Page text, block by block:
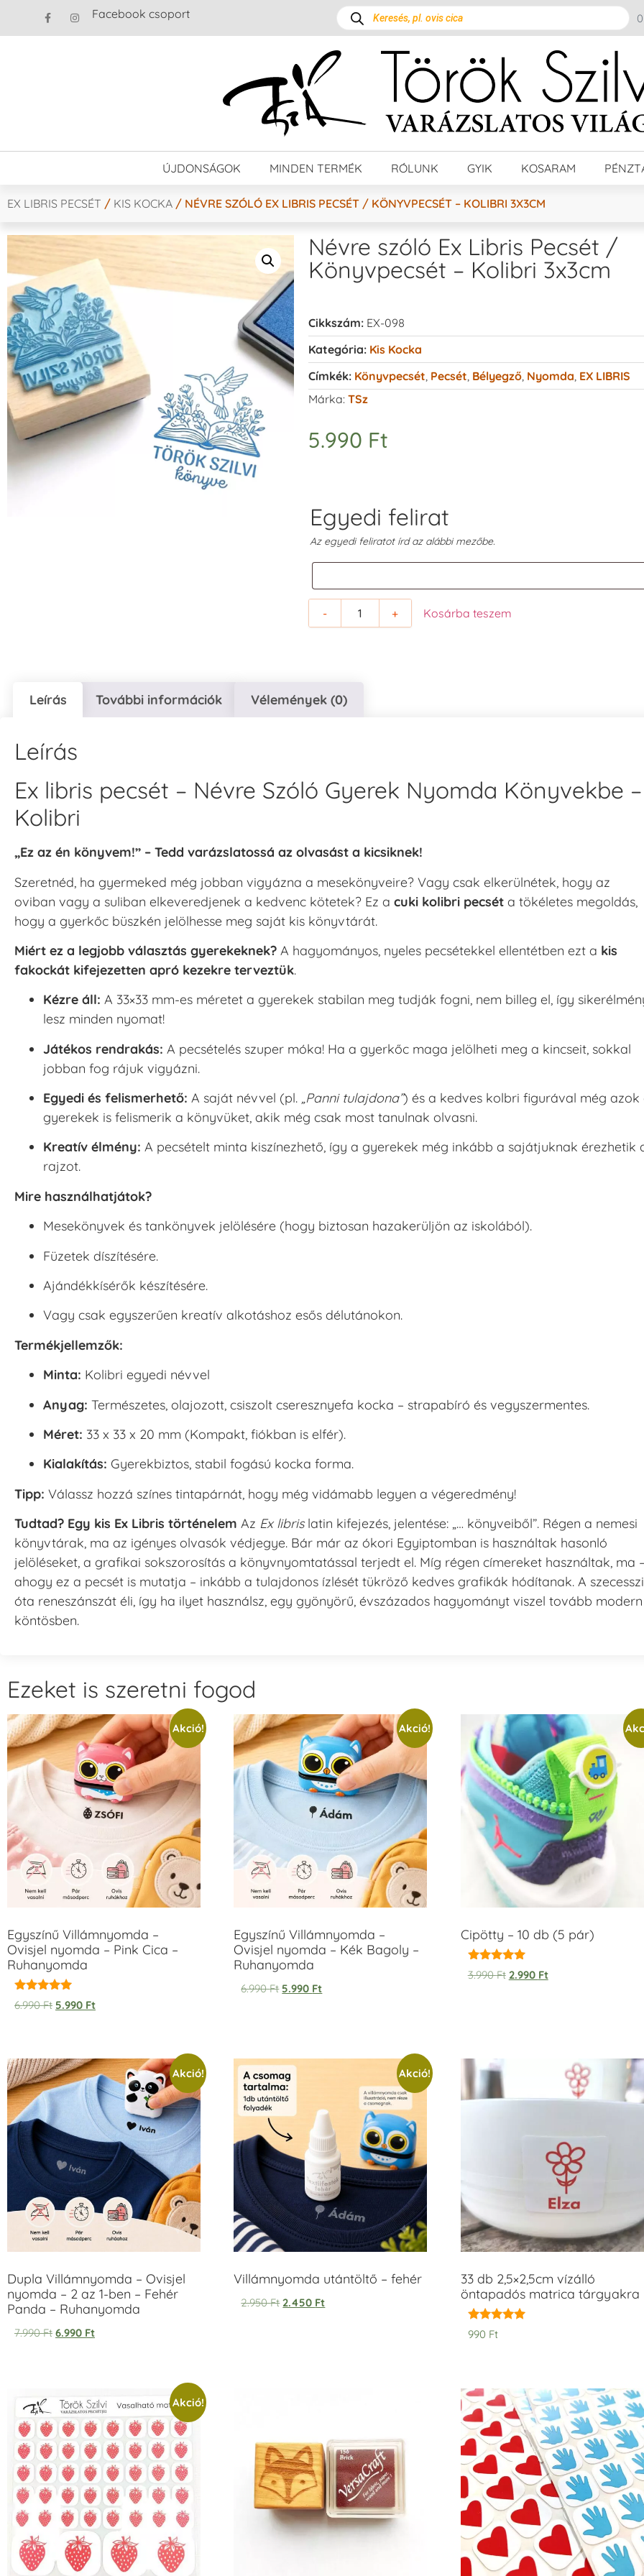
Facebook csoport
ÚJDONSÁGOK MINDEN TERMÉK RÓLUNK GYIK KOSARAM
EX LIBRIS PECSÉT / KIS KOCKA / NÉVRE SZÓLÓ EX LIBRIS PECSÉT / KÖNYVPECSÉT – KOLIBRI 3X3CM
Névre szóló Ex Libris Pecsét /
Könyvpecsét – Kolibri 3x3cm
Cikkszám: EX-098
Kategória: Kis Kocka
Címkék: Könyvpecsét Pecsét Bélyegző, Nyomda EX LIBRIS
Márka: TSz
5.990 Ft
Egyedi felirat
Az egyedi feliratot írd az alábbi mezőbe.
- + Kosárba teszem
Leírás További információk Vélemények (0)
Leírás
Ex libris pecsét – Névre Szóló Gyerek Nyomda Könyvekbe –
Kolibri
„Ez az én könyvem!” – Tedd varázslatossá az olvasást a kicsiknek!
Szeretnéd, ha gyermeked még jobban vigyázna a mesekönyveire? Vagy csak elkerülnétek, hogy az
oviban vagy a suliban elkeveredjenek a kedvenc kötetek? Ez a cuki kolibri pecsét a tökéletes megoldás,
hogy a gyerkőc büszkén jelölhesse meg saját kis könyvtárát.
Miért ez a legjobb választás gyerekeknek? A hagyományos, nyeles pecsétekkel ellentétben ezt a kis
fakockát kifejezetten apró kezekre terveztük.
Kézre áll: A 33×33 mm-es méretet a gyerekek stabilan meg tudják fogni, nem billeg el, így
lesz minden nyomat!
Játékos rendrakás: A pecsételés szuper móka! Ha a gyerkőc maga jelölheti meg a kincseit, sokkal
jobban fog rájuk vigyázni.
Egyedi és felismerhető: A saját névvel (pl. „Panni tulajdona”) és a kedves kolbri figurával még azok
gyerekek is felismerik a könyvüket, akik még csak most tanulnak olvasni.
Kreatív élmény: A pecsételt minta kiszínezhető, így a gyerekek még inkább a sajátjuknak érezhetik
rajzot.
Mire használhatjátok?
Mesekönyvek és tankönyvek jelölésére (hogy biztosan hazakerüljön az iskolából).
Füzetek díszítésére.
Ajándékkísérők készítésére.
Vagy csak egyszerűen kreatív alkotáshoz esős délutánokon.
Termékjellemzők:
Minta: Kolibri egyedi névvel
Anyag: Természetes, olajozott, csiszolt cseresznyefa kocka – strapabíró és vegyszermentes.
Méret: 33 x 33 x 20 mm (Kompakt, fiókban is elfér).
Kialakítás: Gyerekbiztos, stabil fogású kocka forma.
Tipp: Válassz hozzá színes tintapárnát, hogy még vidámabb legyen a végeredmény!
Tudtad? Egy kis Ex Libris történelem Az Ex librislatin kifejezés, jelentése: „… könyveiből”. Régen a nemesi
könyvtárak, ma az igényes olvasók védjegye. Bár már az ókori Egyiptomban is használtak hasonló
jelöléseket, a grafikai sokszorosítás a könyvnyomtatással terjedt el. Míg régen címereket használtak, ma
ahogy ez a pecsét is mutatja – inkább a tulajdonos ízlését tükröző kedves grafikák hódítanak. A
óta reneszánszát éli, így ha ilyet használsz, egy gyönyörű, évszázados hagyományt viszel tovább modern
köntösben.
Ezeket is szeretni fogod
Akció!
Egyszínű Villámnyomda –
Ovisjel nyomda – Pink Cica –
Ruhanyomda
Értékelés:
5.00
6.990Ft 5.990 Ft
Akció!
Egyszínű Villámnyomda –
Ovisjel nyomda – Kék Bagoly –
Ruhanyomda
6.990Ft 5.990 Ft
Cipötty – 10 db (5 pár)
Értékelés:
5.00
3.990Ft 2.990 Ft
Akció!
Dupla Villámnyomda – Ovisjel
nyomda – 2 az 1-ben – Fehér
Panda – Ruhanyomda
7.990Ft 6.990 Ft
Akció!
Villámnyomda utántöltő – fehér
2.950Ft 2.450 Ft
33 db 2,5×2,5cm vízálló
öntapadós matrica tárgyakra
Értékelés:
5.00
990 Ft
Akció!